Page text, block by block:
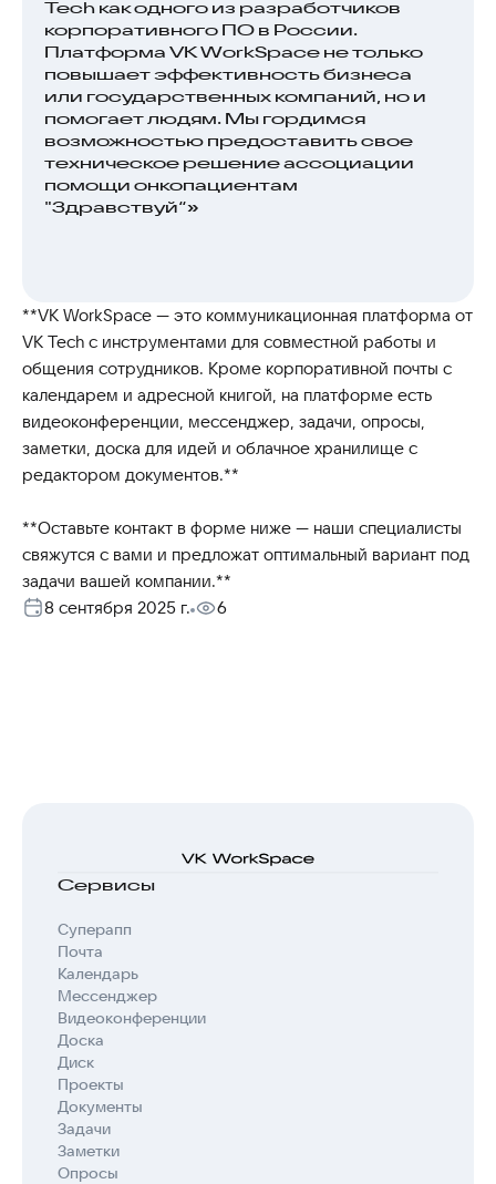
Tech как одного из разработчиков
корпоративного ПО в России.
Платформа VK WorkSpace не только
повышает эффективность бизнеса
или государственных компаний, но и
помогает людям. Мы гордимся
возможностью предоставить свое
техническое решение ассоциации
помощи онкопациентам
"Здравствуй“»
**VK WorkSpace — это коммуникационная платформа от
VK Tech с инструментами для совместной работы и
общения сотрудников. Кроме корпоративной почты с
календарем и адресной книгой, на платформе есть
видеоконференции, мессенджер, задачи, опросы,
заметки, доска для идей и облачное хранилище с
редактором документов.**
**Оставьте контакт в форме ниже — наши специалисты
свяжутся с вами и предложат оптимальный вариант под
задачи вашей компании.**
8 сентября 2025 г.
6
Сервисы
Суперапп
Почта
Календарь
Мессенджер
Видеоконференции
Доска
Диск
Проекты
Документы
Задачи
Заметки
Опросы